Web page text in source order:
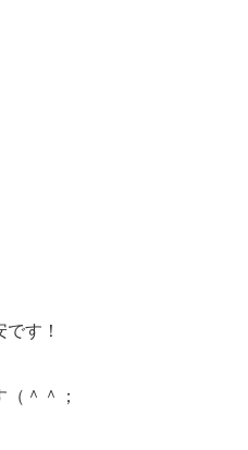
す！
＾＾；